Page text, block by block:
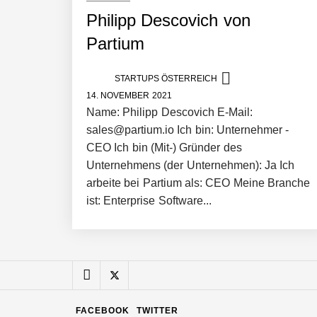
Philipp Descovich von
Partium
STARTUPS ÖSTERREICH
14. NOVEMBER 2021
Name: Philipp Descovich E-Mail:
sales@partium.io Ich bin: Unternehmer -
CEO Ich bin (Mit-) Gründer des
Unternehmens (der Unternehmen): Ja Ich
arbeite bei Partium als: CEO Meine Branche
ist: Enterprise Software...
Mazing: Verwandelt statische 2D-
Büroabenteuer Haas im Employer
Michelle Haas von Büroabenteuer
FACEBOOK TWITTER